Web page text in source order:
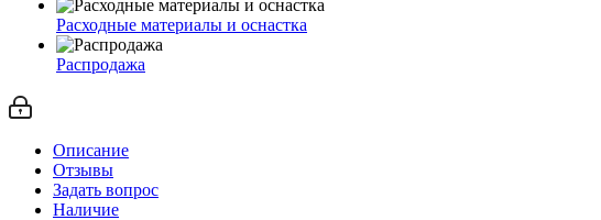
Расходные материалы и оснастка
Распродажа
Описание
Отзывы
Задать вопрос
Наличие